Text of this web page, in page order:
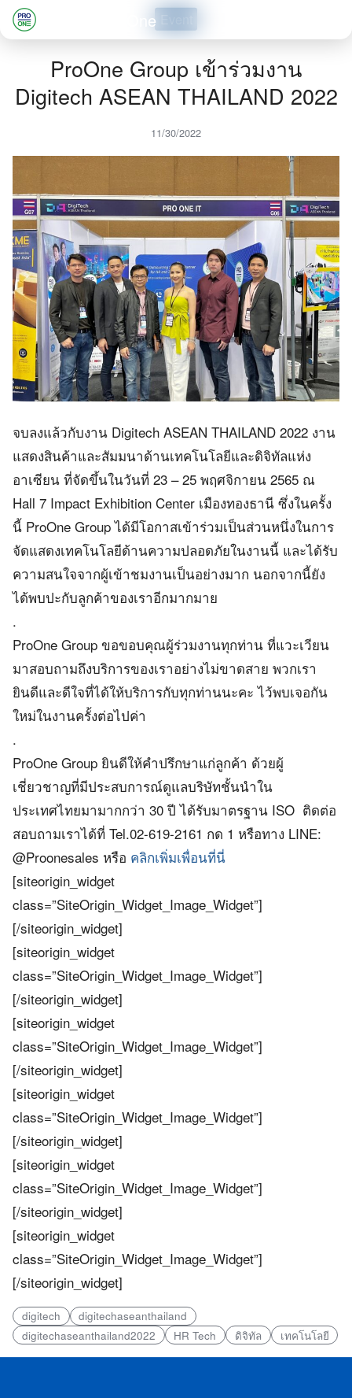
Skip
Professional One
ProOne Group เข้าร่วมงาน
Digitech ASEAN THAILAND 2022
11/30/2022
จบลงแล้วกับงาน Digitech ASEAN THAILAND 2022 งาน
แสดงสินค้าและสัมมนาด้านเทคโนโลยีและดิจิทัลแห่ง
อาเซียน ที่จัดขึ้นในวันที่ 23 – 25 พฤศจิกายน 2565 ณ
Hall 7 Impact Exhibition Center เมืองทองธานี ซึ่งในครั้ง
นี้ ProOne Group ได้มีโอกาสเข้าร่วมเป็นส่วนหนึ่งในการ
จัดแสดงเทคโนโลยีด้านความปลอดภัยในงานนี้ และได้รับ
ความสนใจจากผู้เข้าชมงานเป็นอย่างมาก นอกจากนี้ยัง
ได้พบปะกับลูกค้าของเราอีกมากมาย
.
ProOne Group ขอขอบคุณผู้ร่วมงานทุกท่าน ที่แวะเวียน
มาสอบถามถึงบริการของเราอย่างไม่ขาดสาย พวกเรา
ยินดีและดีใจที่ได้ให้บริการกับทุกท่านนะคะ ไว้พบเจอกัน
ใหม่ในงานครั้งต่อไปค่า
.
ProOne Group ยินดีให้คำปรึกษาแก่ลูกค้า ด้วยผู้
เชี่ยวชาญที่มีประสบการณ์ดูแลบริษัทชั้นนำใน
ประเทศไทยมามากกว่า 30 ปี ได้รับมาตรฐาน ISO ติดต่อ
สอบถามเราได้ที่ Tel.02-619-2161 กด 1 หรือทาง LINE:
@Proonesales หรือ คลิกเพิ่มเพื่อนที่นี่
[siteorigin_widget
class=”SiteOrigin_Widget_Image_Widget”]
[/siteorigin_widget]
[siteorigin_widget
class=”SiteOrigin_Widget_Image_Widget”]
[/siteorigin_widget]
[siteorigin_widget
class=”SiteOrigin_Widget_Image_Widget”]
[/siteorigin_widget]
[siteorigin_widget
class=”SiteOrigin_Widget_Image_Widget”]
[/siteorigin_widget]
[siteorigin_widget
class=”SiteOrigin_Widget_Image_Widget”]
[/siteorigin_widget]
[siteorigin_widget
class=”SiteOrigin_Widget_Image_Widget”]
[/siteorigin_widget]
digitech
digitechaseanthailand
digitechaseanthailand2022
HR Tech ดิจิทัล เทคโนโลยี